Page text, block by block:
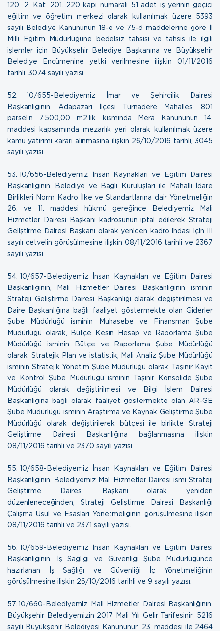
120, 2. Kat: 201…220 kapı numaralı 51 adet iş yerinin geçici
eğitim ve öğretim merkezi olarak kullanılmak üzere 5393
sayılı Belediye Kanununun 18-e ve 75-d maddelerine göre İl
Milli Eğitim Müdürlüğüne bedelsiz tahsisi ve tahsis ile ilgili
işlemler için Büyükşehir Belediye Başkanına ve Büyükşehir
Belediye Encümenine yetki verilmesine ilişkin 01/11/2016
tarihli, 3074 sayılı yazısı.
52. 10/655-Belediyemiz İmar ve Şehircilik Dairesi
Başkanlığının, Adapazarı İlçesi Turnadere Mahallesi 801
parselin 7.500,00 m2.lik kısmında Mera Kanununun 14.
maddesi kapsamında mezarlık yeri olarak kullanılmak üzere
kamu yatırımı kararı alınmasına ilişkin 26/10/2016 tarihli, 3045
sayılı yazısı.
53. 10/656-Belediyemiz İnsan Kaynakları ve Eğitim Dairesi
Başkanlığının, Belediye ve Bağlı Kuruluşları ile Mahalli İdare
Birlikleri Norm Kadro İlke ve Standartlarına dair Yönetmeliğin
26. ve 11. maddesi hükmü gereğince Belediyemiz Mali
Hizmetler Dairesi Başkanı kadrosunun iptal edilerek Strateji
Geliştirme Dairesi Başkanı olarak yeniden kadro ihdası için III
sayılı cetvelin görüşülmesine ilişkin 08/11/2016 tarihli ve 2367
sayılı yazısı.
54. 10/657-Belediyemiz İnsan Kaynakları ve Eğitim Dairesi
Başkanlığının, Mali Hizmetler Dairesi Başkanlığının isminin
Strateji Geliştirme Dairesi Başkanlığı olarak değiştirilmesi ve
Daire Başkanlığına bağlı faaliyet göstermekte olan Giderler
Şube Müdürlüğü isminin Muhasebe ve Finansman Şube
Müdürlüğü olarak, Bütçe Kesin Hesap ve Raporlama Şube
Müdürlüğü isminin Bütçe ve Raporlama Şube Müdürlüğü
olarak, Stratejik Plan ve istatistik, Mali Analiz Şube Müdürlüğü
isminin Stratejik Yönetim Şube Müdürlüğü olarak, Taşınır Kayıt
ve Kontrol Şube Müdürlüğü isminin Taşınır Konsolide Şube
Müdürlüğü olarak değiştirilmesi ve Bilgi İşlem Dairesi
Başkanlığına bağlı olarak faaliyet göstermekte olan AR-GE
Şube Müdürlüğü isminin Araştırma ve Kaynak Geliştirme Şube
Müdürlüğü olarak değiştirilerek bütçesi ile birlikte Strateji
Geliştirme Dairesi Başkanlığına bağlanmasına ilişkin
08/11/2016 tarihli ve 2370 sayılı yazısı.
55. 10/658-Belediyemiz İnsan Kaynakları ve Eğitim Dairesi
Başkanlığının, Belediyemiz Mali Hizmetler Dairesi ismi Strateji
Geliştirme Dairesi Başkanı olarak yeniden
düzenleneceğinden, Strateji Geliştirme Dairesi Başkanlığı
Çalışma Usul ve Esasları Yönetmeliğinin görüşülmesine ilişkin
08/11/2016 tarihli ve 2371 sayılı yazısı.
56. 10/659-Belediyemiz İnsan Kaynakları ve Eğitim Dairesi
Başkanlığının, İş Sağlığı ve Güvenliği Şube Müdürlüğünce
hazırlanan İş Sağlığı ve Güvenliği İç Yönetmeliğinin
görüşülmesine ilişkin 26/10/2016 tarihli ve 9 sayılı yazısı.
57. 10/660-Belediyemiz Mali Hizmetler Dairesi Başkanlığının,
Büyükşehir Belediyemizin 2017 Mali Yılı Gelir Tarifesinin 5216
sayılı Büyükşehir Belediyesi Kanununun 23. maddesi ile 2464